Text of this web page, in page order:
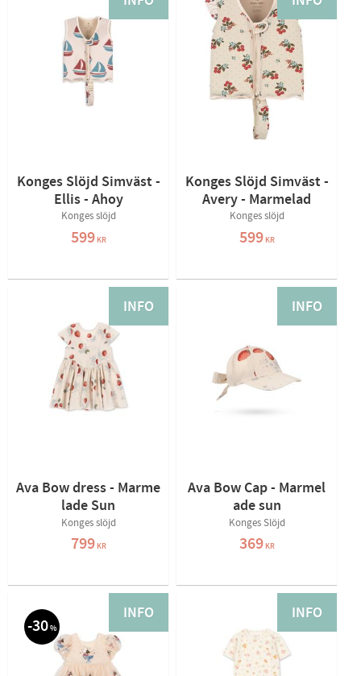
Konges Slöjd Simväst -
Ellis - Ahoy
Konges slöjd
599KR
Konges Slöjd Simväst -
Avery - Marmelad
Konges slöjd
599KR
Ava Bow dress - Marme
lade Sun
Konges slöjd
799KR
INFO
Ava Bow Cap - Marmel
ade sun
Konges Slöjd
369KR
INFO
30%
INFO INFO